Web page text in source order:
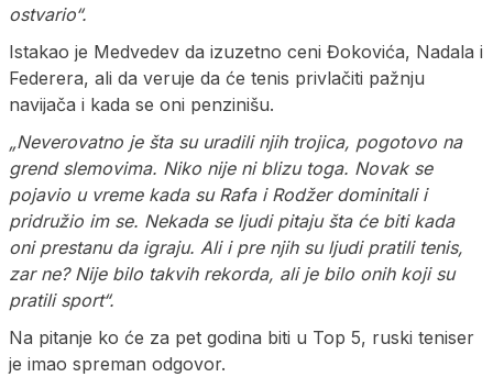
ostvario“.
Istakao je Medvedev da izuzetno ceni Đokovića, Nadala i
Federera, ali da veruje da će tenis privlačiti pažnju
navijača i kada se oni penzinišu.
„Neverovatno je šta su uradili njih trojica, pogotovo na
grend slemovima. Niko nije ni blizu toga. Novak se
pojavio u vreme kada su Rafa i Rodžer dominitali i
pridružio im se. Nekada se ljudi pitaju šta će biti kada
oni prestanu da igraju. Ali i pre njih su ljudi pratili tenis,
zar ne? Nije bilo takvih rekorda, ali je bilo onih koji su
pratili sport“.
Na pitanje ko će za pet godina biti u Top 5, ruski teniser
je imao spreman odgovor.